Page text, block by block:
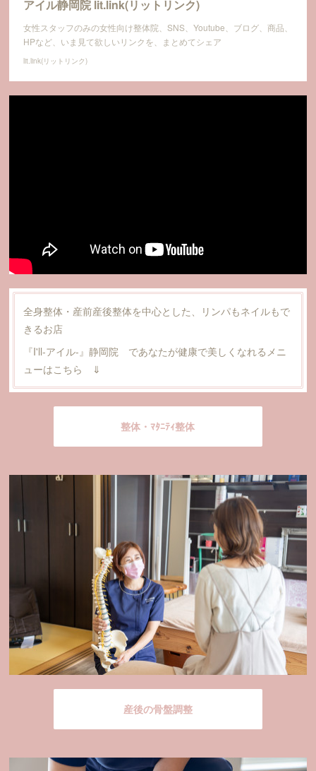
アイル静岡院 lit.link(リットリンク)
女性スタッフのみの女性向け整体院、SNS、Youtube、ブログ、商品、
HPなど、いま見て欲しいリンクを、まとめてシェア
lit.link(リットリンク)
全身整体・産前産後整体を中心とした、リンパもネイルもで
きるお店
『I'll‐アイル-』静岡院 であなたが健康で美しくなれるメニ
ューはこちら ⇓
整体・ﾏﾀﾆﾃｨ整体
産後の骨盤調整